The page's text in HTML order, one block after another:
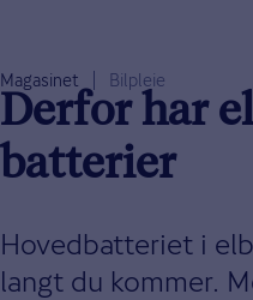
Magasinet Bilpleie
Derfor har
batterier
Hovedbatteriet i
langt du kommer.